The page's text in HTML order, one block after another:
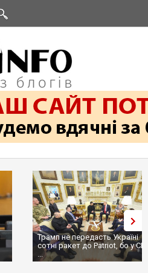
Трамп не передасть Україні
сотні ракет до Patriot, бо у
...